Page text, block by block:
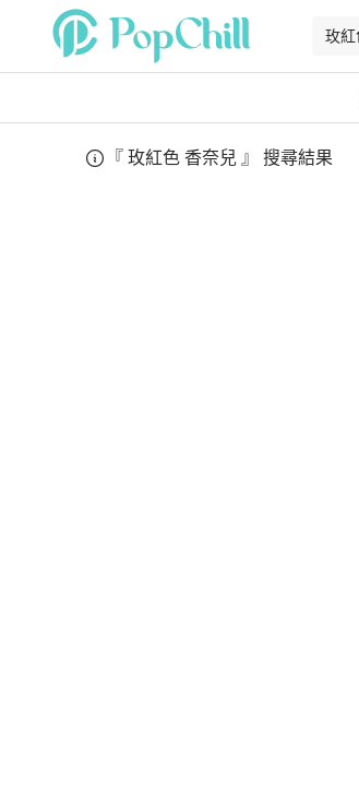
『 玫紅色 香奈兒 』 搜尋結果